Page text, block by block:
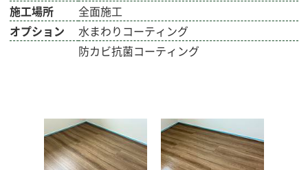
施工場所
全面施工
オプション
水まわりコーティング
防カビ抗菌コーティング